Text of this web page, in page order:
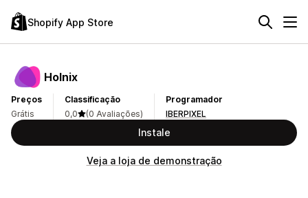
Shopify App Store
Holnix
Preços
Grátis
Classificação
0,0
(0 Avaliações)
Programador
IBERPIXEL
Instale
Veja a loja de demonstração